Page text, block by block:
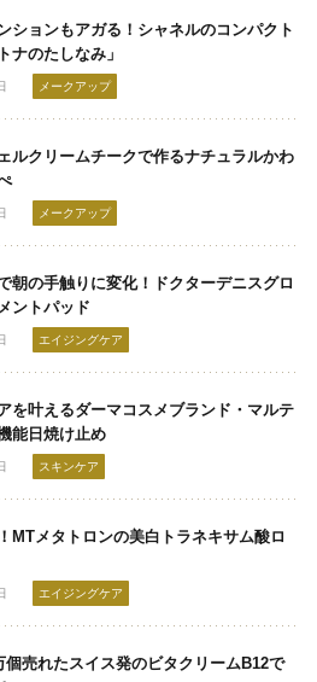
ションもアガる！シャネルのコンパクト
ナのたしなみ」
メークアップ
ルクリームチークで作るナチュラルかわ
メークアップ
朝の手触りに変化！ドクターデニスグロ
ントパッド
エイジングケア
を叶えるダーマコスメブランド・マルテ
能日焼け止め
スキンケア
MTメタトロンの美白トラネキサム酸ロ
エイジングケア
個売れたスイス発のビタクリームB12で